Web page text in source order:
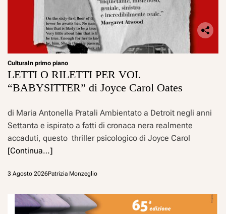
CulturaIn primo piano
LETTI O RILETTI PER VOI.
“BABYSITTER” di Joyce Carol Oates
di Maria Antonella Pratali Ambientato a Detroit negli anni
Settanta e ispirato a fatti di cronaca nera realmente
accaduti, questo thriller psicologico di Joyce Carol
[Continua…]
3 Agosto 2026Patrizia Monzeglio